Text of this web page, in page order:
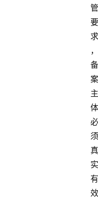
管
要
求
，
备
案
主
体
必
须
真
实
有
效